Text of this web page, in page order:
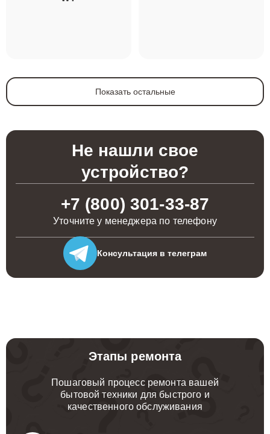
Показать остальные
Не нашли свое
устройство?
+7 (800) 301-33-87
Уточните у менеджера по телефону
Консультация в телеграм
Этапы ремонта
Пошаговый процесс ремонта вашей
бытовой техники для быстрого и
качественного обслуживания